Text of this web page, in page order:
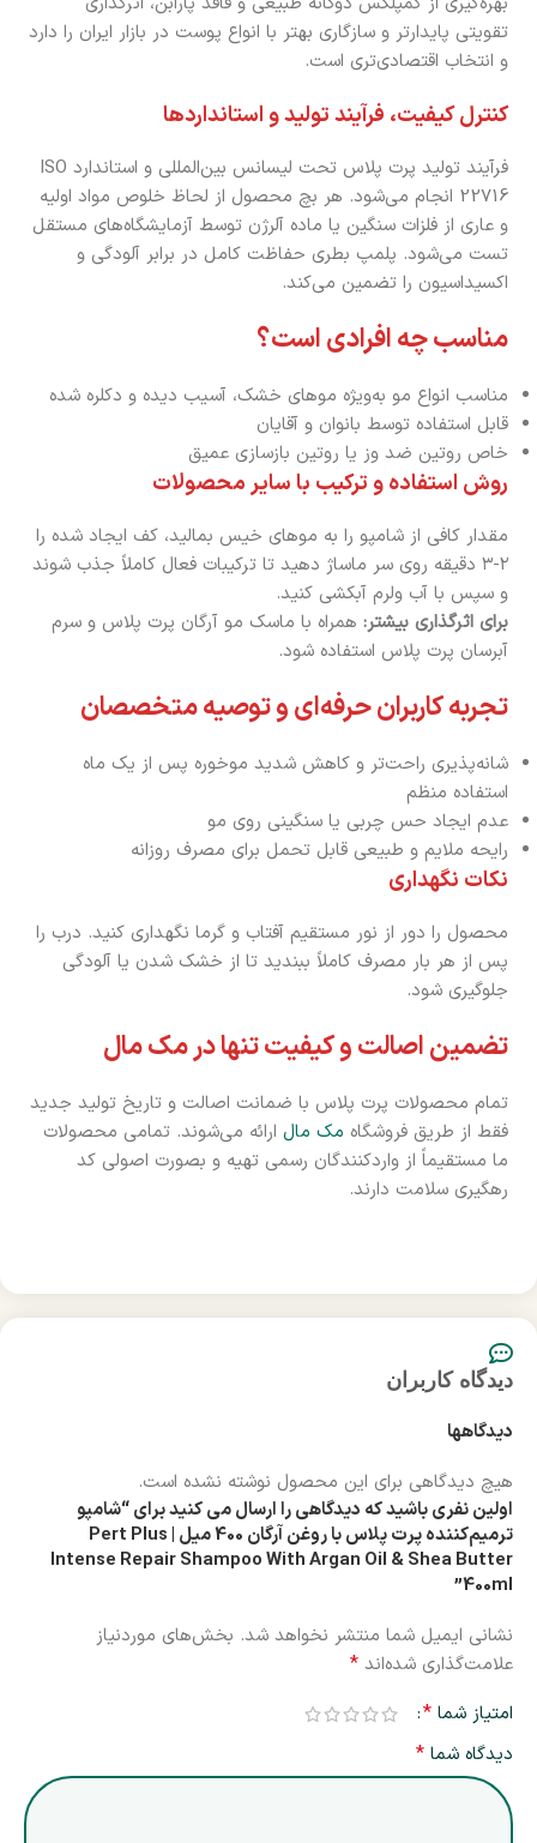
تقویتی پایدارتر و سازگاری بهتر با انواع پوست در بازار ایران را دارد
و انتخاب اقتصادی‌تری است.
کنترل کیفیت، فرآیند تولید و استانداردها
فرآیند تولید پرت پلاس تحت لیسانس بین‌المللی و استاندارد ISO
22716 انجام می‌شود. هر بچ محصول از لحاظ خلوص مواد اولیه
و عاری از فلزات سنگین یا ماده آلرژن توسط آزمایشگاه‌های مستقل
تست می‌شود. پلمپ بطری حفاظت کامل در برابر آلودگی و
اکسیداسیون را تضمین می‌کند.
مناسب چه افرادی است؟
مناسب انواع مو به‌ویژه موهای خشک، آسیب دیده و دکلره شده
قابل استفاده توسط بانوان و آقایان
خاص روتین ضد وز یا روتین بازسازی عمیق
روش استفاده و ترکیب با سایر محصولات
مقدار کافی از شامپو را به موهای خیس بمالید، کف ایجاد شده را
۲-۳ دقیقه روی سر ماساژ دهید تا ترکیبات فعال کاملاً جذب شوند
و سپس با آب ولرم آبکشی کنید.
برای اثرگذاری بیشتر: همراه با ماسک مو آرگان پرت پلاس و سرم
آبرسان پرت پلاس استفاده شود.
تجربه کاربران حرفه‌ای و توصیه متخصصان
شانه‌پذیری راحت‌تر و کاهش شدید موخوره پس از یک ماه
استفاده منظم
عدم ایجاد حس چربی یا سنگینی روی مو
رایحه ملایم و طبیعی قابل تحمل برای مصرف روزانه
نکات نگهداری
محصول را دور از نور مستقیم آفتاب و گرما نگهداری کنید. درب را
پس از هر بار مصرف کاملاً ببندید تا از خشک شدن یا آلودگی
جلوگیری شود.
تضمین اصالت و کیفیت تنها در مک مال
تمام محصولات پرت پلاس با ضمانت اصالت و تاریخ تولید جدید
فقط از طریق فروشگاه مک مال ارائه می‌شوند. تمامی محصولات
ما مستقیماً از واردکنندگان رسمی تهیه و بصورت اصولی کد
رهگیری سلامت دارند.
دیدگاه کاربران
دیدگاهها
هیچ دیدگاهی برای این محصول نوشته نشده است.
اولین نفری باشید که دیدگاهی را ارسال می کنید برای “شامپو
ترمیم‌کننده پرت پلاس با روغن آرگان 400 میل | Pert Plus
Intense Repair Shampoo With Argan Oil & Shea Butter
400ml”
نشانی ایمیل شما منتشر نخواهد شد. بخش‌های موردنیاز
علامت‌گذاری شده‌اند *
امتیاز شما *
دیدگاه شما *